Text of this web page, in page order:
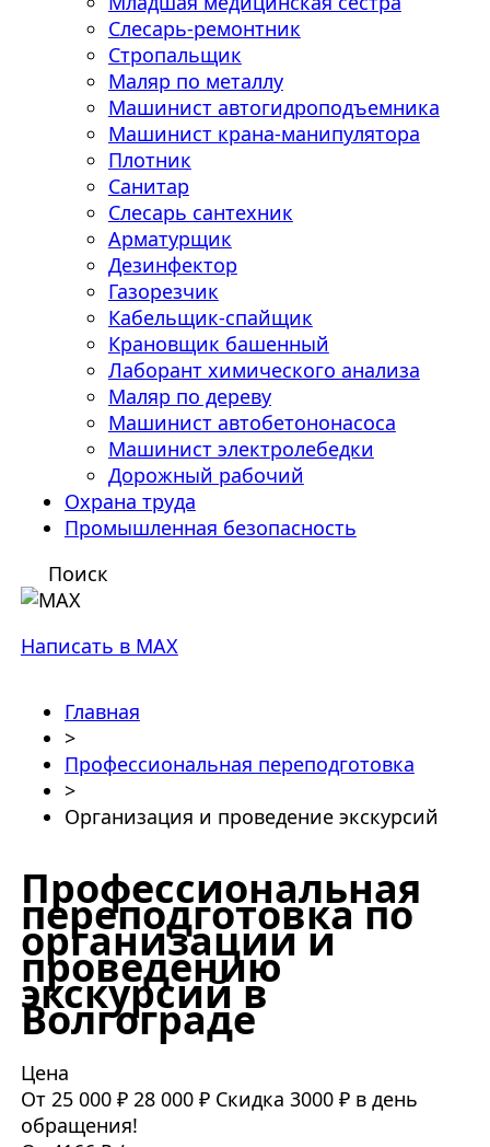
Слесарь-ремонтник
Стропальщик
Маляр по металлу
Машинист автогидроподъемника
Машинист крана-манипулятора
Плотник
Санитар
Слесарь сантехник
Арматурщик
Дезинфектор
Газорезчик
Кабельщик-спайщик
Крановщик башенный
Лаборант химического анализа
Маляр по дереву
Машинист автобетононасоса
Машинист электролебедки
Дорожный рабочий
Охрана труда
Промышленная безопасность
Поиск
Написать в MAX
Главная
>
Профессиональная переподготовка
>
Организация и проведение экскурсий
Профессиональная
переподготовка по
организации и
проведению
экскурсий в
Волгограде
Цена
От 25 000 ₽ 28 000 ₽ Скидка 3000 ₽ в день
обращения!